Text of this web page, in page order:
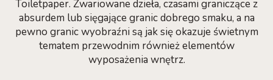
Toiletpaper. Zwariowane dzieła, czasami graniczące z
absurdem lub sięgające granic dobrego smaku, a na
pewno granic wyobraźni są jak się okazuje świetnym
tematem przewodnim również elementów
wyposażenia wnętrz.